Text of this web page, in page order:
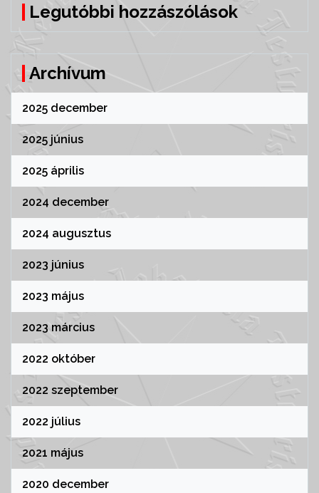
Legutóbbi hozzászólások
Archívum
2025 december
2025 június
2025 április
2024 december
2024 augusztus
2023 június
2023 május
2023 március
2022 október
2022 szeptember
2022 július
2021 május
2020 december